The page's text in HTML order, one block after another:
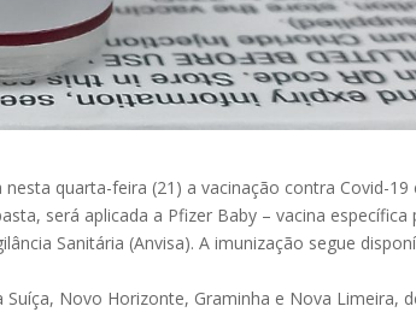
quarta-feira (21) a vacinação contra Covid-19
será aplicada a Pfizer Baby – vacina específica
Sanitária (Anvisa). A imunização segue
Novo Horizonte, Graminha e Nova Limeira,